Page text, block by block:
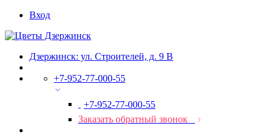
Вход
Дзержинск: ул. Строителей, д. 9 В
+7-952-77-000-55
+7-952-77-000-55
Заказать обратный звонок